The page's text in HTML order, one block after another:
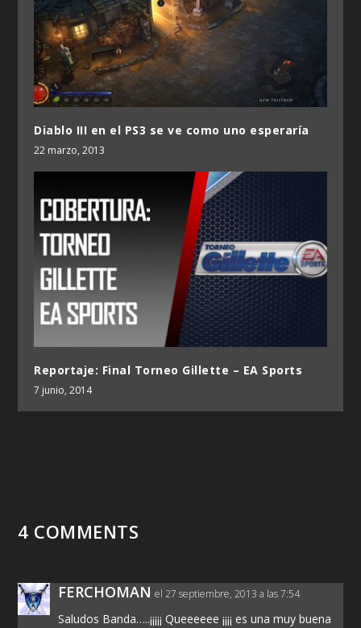
Diablo III en el PS3 se ve como uno esperaría
22 marzo, 2013
Reportaje: Final Torneo Gillette – EA Sports
7 junio, 2014
4 COMMENTS
FERCHOMAN el 27 septiembre, 2013 a las 7:54
Saludos Banda…..¡¡¡¡¡ Queeeeee ¡¡¡¡ es una muy buena